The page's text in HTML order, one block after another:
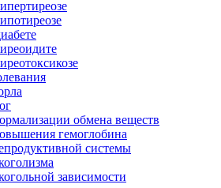
обмена веществ
гемоглобина
системы
зависимости